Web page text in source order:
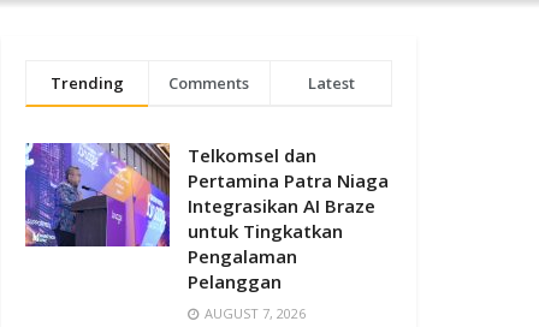
Trending Comments Latest
Telkomsel dan
Pertamina Patra Niaga
Integrasikan AI Braze
untuk Tingkatkan
Pengalaman
Pelanggan
AUGUST 7, 2026